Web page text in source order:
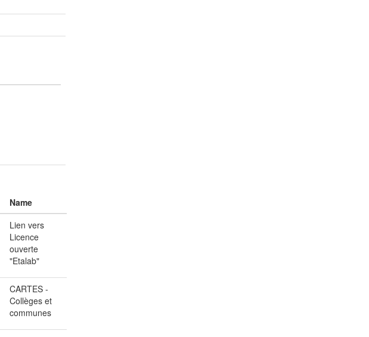
Name
Lien vers
Licence
ouverte
"Etalab"
CARTES -
Collèges et
communes